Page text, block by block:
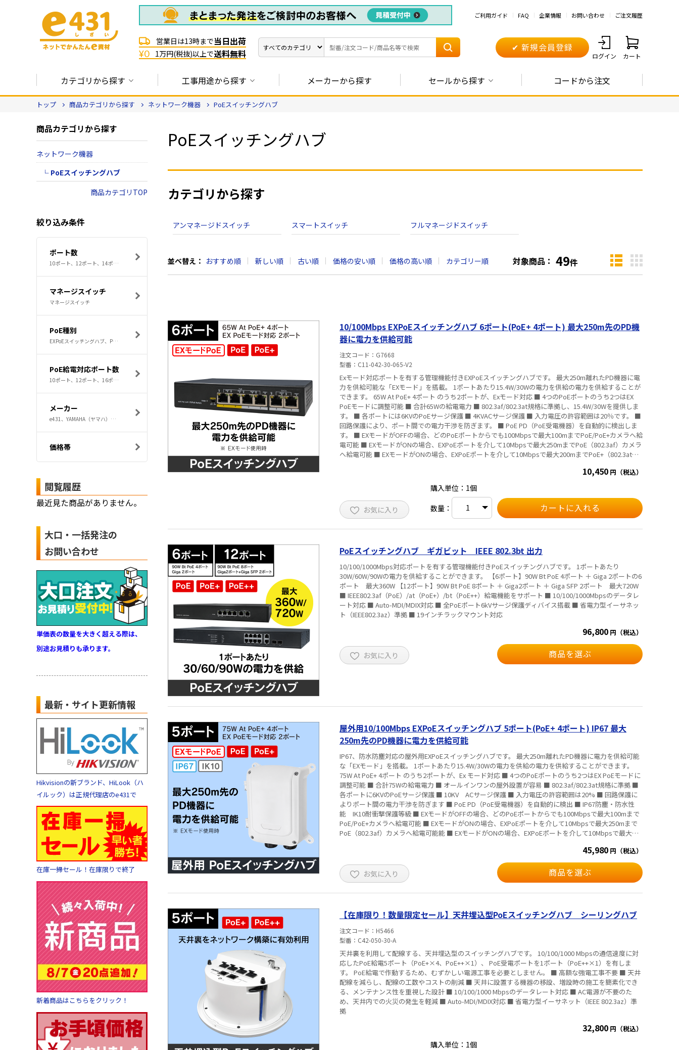
ご利用ガイド FAQ 企業情報 お問い合わせ ご注文履歴
営業日は13時まで当日出荷
¥0 1万円(税抜)以上で送料無料
✔ 新規会員登録
ログイン カート
カテゴリから探す 工事用途から探す メーカーから探す セールから探す コードから注文
トップ 商品カテゴリから探す ネットワーク機器 PoEスイッチングハブ
商品カテゴリから探す
ネットワーク機器
PoEスイッチングハブ
商品カテゴリTOP
絞り込み条件
ポート数
10ポート、12ポート、14ポート、16ポート、18ポート
マネージスイッチ
マネージスイッチ
PoE種別
EXPoEスイッチングハブ、PoEスイッチングハブ、PoE対応マネージスイッチ、レイヤー2ギガビット対応PoEスイッチングハブ、産業用PoEスイッチングハブ
PoE給電対応ポート数
10ポート、12ポート、16ポート、24ポート、4ポート
メーカー
e431、YAMAHA（ヤマハ）、TP-LINK、サンワサプライ、HUAWEI
価格帯
閲覧履歴
最近見た商品がありません。
大口・一括発注の
お問い合わせ
単価表の数量を大きく超える際は、
別途お見積りも承ります。
最新・サイト更新情報
Hikvisionの新ブランド、HiLook（ハ
イルック）は正規代理店のe431で
在庫一掃セール！在庫限りで終了
新着商品はこちらをクリック！
PoEスイッチングハブ
カテゴリから探す
アンマネージドスイッチ スマートスイッチ フルマネージドスイッチ
並べ替え： おすすめ順 新しい順 古い順 価格の安い順 価格の高い順 カテゴリー順 対象商品： 49件
10/100Mbps EXPoEスイッチングハブ 6ポート(PoE+ 4ポート) 最大250m先のPD機
器に電力を供給可能
注文コード
G7668
型番
C11-042-30-065-V2
Exモード対応ポートを有する管理機能付きEXPoEスイッチングハブです。 最大250m離れたPD機器に電
力を供給可能な「EXモード」を搭載。 1ポートあたり15.4W/30Wの電力を供給の電力を供給することが
できます。 65W At PoE+ 4ポート のうち2ポートが、Exモード対応 ■ 4つのPoEポートのうち2つはEX
PoEモードに調整可能 ■ 合計65Wの給電電力 ■ 802.3af/802.3at規格に準拠し、15.4W/30Wを提供しま
す。 ■ 各ポートには6KVのPoEサージ保護 ■ 4KVACサージ保護 ■ 入力電圧の許容範囲は20％です。 ■
回路保護により、ポート間での電力干渉を防ぎます。 ■ PoE PD（PoE受電機器）を自動的に検出しま
す。 ■ EXモードがOFFの場合、どのPoEポートからでも100Mbpsで最大100mまでPoE/PoE+カメラへ給
電可能 ■ EXモードがONの場合、EXPoEポートを介して10Mbpsで最大250mまでPoE（802.3af）カメラ
へ給電可能 ■ EXモードがONの場合、EXPoEポートを介して10Mbpsで最大200mまでPoE+（802.3at）
10,450 円（税込）
お気に入り
購入単位：1個
数量：
PoEスイッチングハブ ギガビット IEEE 802.3bt 出力
10/100/1000Mbps対応ポートを有する管理機能付きPoEスイッチングハブです。 1ポートあたり
30W/60W/90Wの電力を供給することができます。 【6ポート】90W Bt PoE 4ポート ＋ Giga 2ポートの6
ポート 最大360W 【12ポート】90W Bt PoE 8ポート ＋ Giga2ポート ＋ Giga SFP 2ポート 最大720W
■ IEEE802.3af（PoE）/at（PoE+）/bt（PoE++）給電機能をサポート ■ 10/100/1000Mbpsのデータレ
ート対応 ■ Auto-MDI/MDIX対応 ■ 全PoEポート6kVサージ保護ディバイス搭載 ■ 省電力型イーサネッ
ト（IEEE802.3az）準拠 ■ 19インチラックマウント対応
96,800 円（税込）
お気に入り 商品を選ぶ
屋外用10/100Mbps EXPoEスイッチングハブ 5ポート(PoE+ 4ポート) IP67 最大
250m先のPD機器に電力を供給可能
IP67、防水防塵対応の屋外用EXPoEスイッチングハブです。 最大250m離れたPD機器に電力を供給可能
な「EXモード」を搭載。 1ポートあたり15.4W/30Wの電力を供給の電力を供給することができます。
75W At PoE+ 4ポート のうち2ポートが、Ex モード対応 ■ 4つのPoEポートのうち2つはEX PoEモードに
調整可能 ■ 合計75Wの給電電力 ■ オールインワンの屋外設置が容易 ■ 802.3af/802.3at規格に準拠 ■
各ポートに6KVのPoEサージ保護 ■ 10KV ACサージ保護 ■ 入力電圧の許容範囲は20% ■ 回路保護に
よりポート間の電力干渉を防ぎます ■ PoE PD（PoE受電機器）を自動的に検出 ■ IP67防塵・防水性
能 IK10耐衝撃保護等級 ■ EXモードがOFFの場合、どのPoEポートからでも100Mbpsで最大100mまで
PoE/PoE+カメラへ給電可能 ■ EXモードがONの場合、EXPoEポートを介して10Mbpsで最大250mまで
PoE（802.3af）カメラへ給電可能能 ■ EXモードがONの場合、EXPoEポートを介して10Mbpsで最大
45,980 円（税込）
お気に入り 商品を選ぶ
【在庫限り！数量限定セール】天井埋込型PoEスイッチングハブ シーリングハブ
注文コード
H5466
型番
C42-050-30-A
天井裏を利用して配線する、天井埋込型のスイッチングハブです。 10/100/1000 Mbpsの通信速度に対
応したPoE給電5ポート（PoE+×4、PoE++×1）、 PoE受電ポートを1ポート（PoE++×1）を有しま
す。 PoE給電で作動するため、むずかしい電源工事を必要としません。 ■ 高額な強電工事不要 ■ 天井
配線を減らし、配線の工数やコストの削減 ■ 天井に設置する機器の移設、増設時の施工を簡素化でき
る、メンテナンス性を重視した設計 ■ 10/100/1000 Mbpsのデータレート対応 ■ AC電源が不要のた
め、天井内での火災の発生を軽減 ■ Auto-MDI/MDIX対応 ■ 省電力型イーサネット（IEEE 802.3az）準
拠
32,800 円（税込）
購入単位：1個